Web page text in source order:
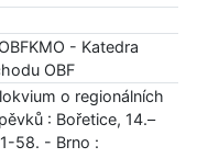
- Katedra
OBF
o regionálních
: Bořetice, 14.–
58. - Brno :